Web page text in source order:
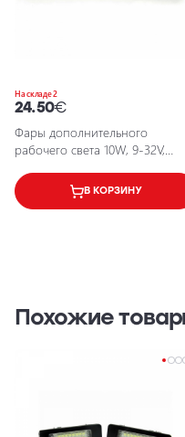
На складе 2
24.50€
Фары дополнительного
рабочего света 10W, 9-32V,
В КОРЗИНУ
Похожие